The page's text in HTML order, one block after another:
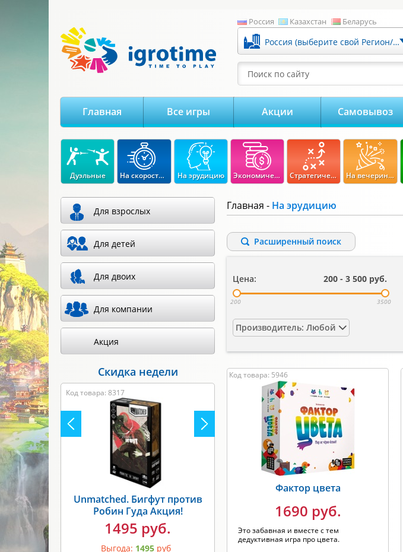
Россия Казахстан Беларусь
Россия (выберите свой Регион/Город)
Поиск по сайту
Главная Все игры Акции Самовывоз
Дуэльные На скорость реакции На эрудицию Экономические Стратегические На вечеринку
Главная - На эрудицию
Расширенный поиск
Цена: 200 - 3 500 руб.
200 3500
Производитель: Любой
Код товара: 5946
Фактор цвета
1690 руб.
Это забавная и вместе с тем
дедуктивная игра про цвета.
Для взрослых
Для детей
Для двоих
Для компании
Акция
Скидка недели
Код товара: 8317
Unmatched. Бигфут против
Робин Гуда Акция!
1495 руб.
Выгода: 1495 руб